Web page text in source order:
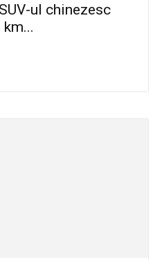
ul chinezesc